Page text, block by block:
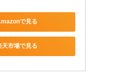
で見る
天市場で見る